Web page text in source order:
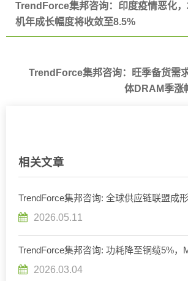
TrendForce集邦咨询：印度疫情恶化
机年成长幅度将收敛至8.5%
TrendForce集邦咨询：旺季备货需
体DRAM季涨
相关文章
TrendForce集邦咨询: 全球供应链联盟成
2026.05.11
TrendForce集邦咨询: 功耗降至铜缆5%，
2026.03.04